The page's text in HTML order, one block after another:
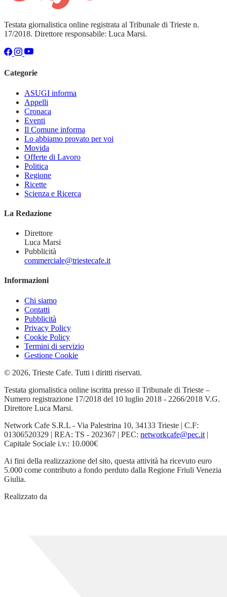
Testata giornalistica online registrata al Tribunale di Trieste n.
17/2018. Direttore responsabile: Luca Marsi.
Categorie
ASUGI informa
Appelli
Cronaca
Eventi
Il Comune informa
Lo abbiamo provato per voi
Movida
Offerte di Lavoro
Politica
Regione
Ricette
Scienza e Ricerca
La Redazione
Direttore
Luca Marsi
Pubblicità
commerciale@triestecafe.it
Informazioni
Chi siamo
Contatti
Pubblicità
Privacy Policy
Cookie Policy
Termini di servizio
Gestione Cookie
© 2026, Trieste Cafe. Tutti i diritti riservati.
Testata giornalistica online iscritta presso il Tribunale di Trieste –
Numero registrazione 17/2018 del 10 luglio 2018 - 2266/2018 V.G.
Direttore Luca Marsi.
Network Cafe S.R.L - Via Palestrina 10, 34133 Trieste | C.F:
01306520329 | REA: TS - 202367 | PEC: networkcafe@pec.it |
Capitale Sociale i.v.: 10.000€
Ai fini della realizzazione del sito, questa attività ha ricevuto euro
5.000 come contributo a fondo perduto dalla Regione Friuli Venezia
Giulia.
Realizzato da